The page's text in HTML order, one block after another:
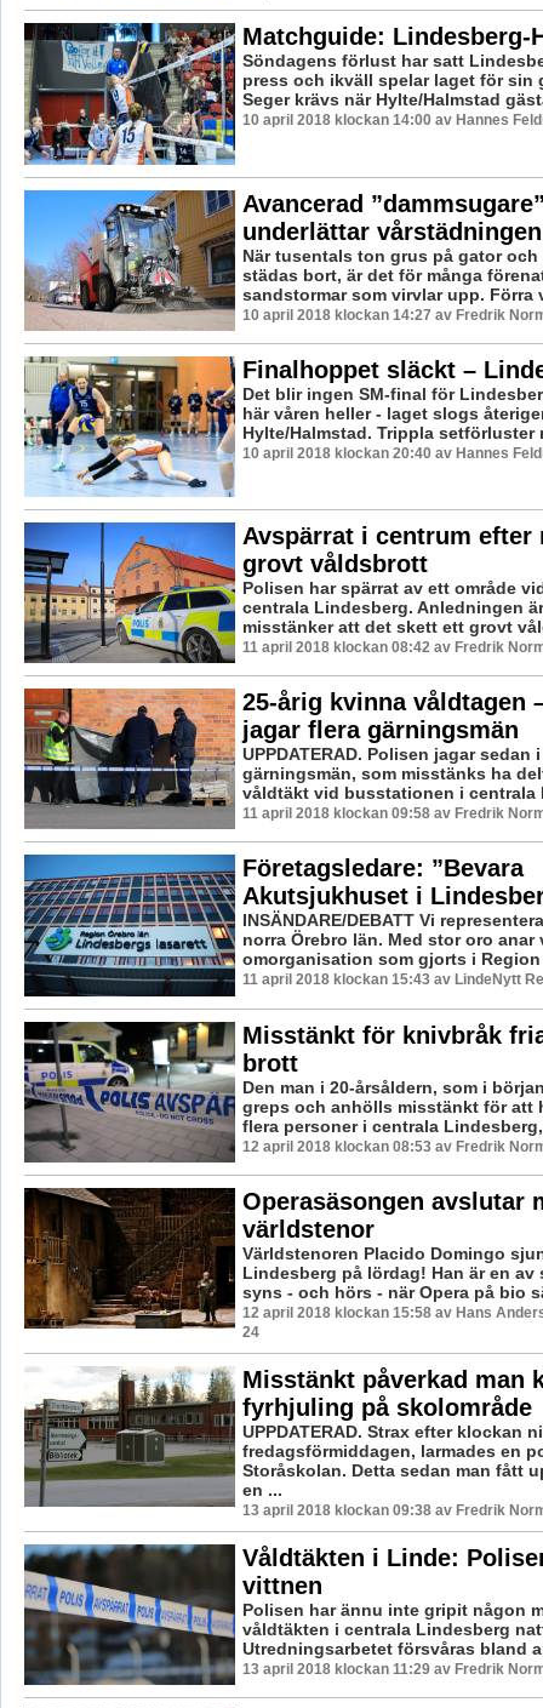
Matchguide: Lindesberg-
Söndagens förlust har satt
press och ikväll spelar laget för sin
Seger krävs när Hylte/Halmstad
10 april 2018 klockan 14:00 av Hannes
Avancerad
underlättar vårstädningen
När tusentals ton grus på gator
städas bort, är det för många
sandstormar som virvlar upp. Förra
10 april 2018 klockan 14:27 av Fredrik
Finalhoppet släckt –
Det blir ingen SM-final för
här våren heller - laget slogs
Hylte/Halmstad. Trippla setförluster
10 april 2018 klockan 20:40 av Hannes
Avspärrat i centrum efter
grovt våldsbrott
Polisen har spärrat av ett område
centrala Lindesberg. Anledningen
misstänker att det skett ett grovt
11 april 2018 klockan 08:42 av Fredrik
25-årig kvinna våldtagen
jagar flera gärningsmän
UPPDATERAD. Polisen jagar sedan
gärningsmän, som misstänks ha
våldtäkt vid busstationen i centrala
11 april 2018 klockan 09:58 av Fredrik
Företagsledare: ”Bevara
Akutsjukhuset i
INSÄNDARE/DEBATT Vi
norra Örebro län. Med stor oro anar
omorganisation som gjorts i Region
11 april 2018 klockan 15:43 av LindeNytt
Misstänkt för knivbråk
brott
Den man i 20-årsåldern, som i
greps och anhölls misstänkt för att
flera personer i centrala
12 april 2018 klockan 08:53 av Fredrik
Operasäsongen avslutar
världstenor
Världstenoren Placido Domingo
Lindesberg på lördag! Han är en av
syns - och hörs - när Opera på bio
12 april 2018 klockan 15:58 av Hans
24
Misstänkt påverkad man
fyrhjuling på skolområde
UPPDATERAD. Strax efter klockan
fredagsförmiddagen, larmades en
Storåskolan. Detta sedan man fått
en ...
13 april 2018 klockan 09:38 av Fredrik
Våldtäkten i Linde:
vittnen
Polisen har ännu inte gripit någon
våldtäkten i centrala Lindesberg
Utredningsarbetet försvåras bland
13 april 2018 klockan 11:29 av Fredrik